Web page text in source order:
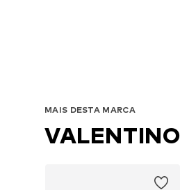
MAIS DESTA MARCA
VALENTINO